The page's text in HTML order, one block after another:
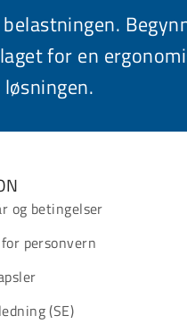
for en
og betingelser
personvern
(SE)